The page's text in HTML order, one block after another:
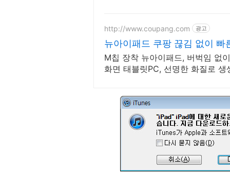
http://www.coupang.com 광고
뉴아이패드 쿠팡 끊김 없이 빠
M칩 장착 뉴아이패드, 버벅임 없
화면 태블릿PC, 선명한 화질로